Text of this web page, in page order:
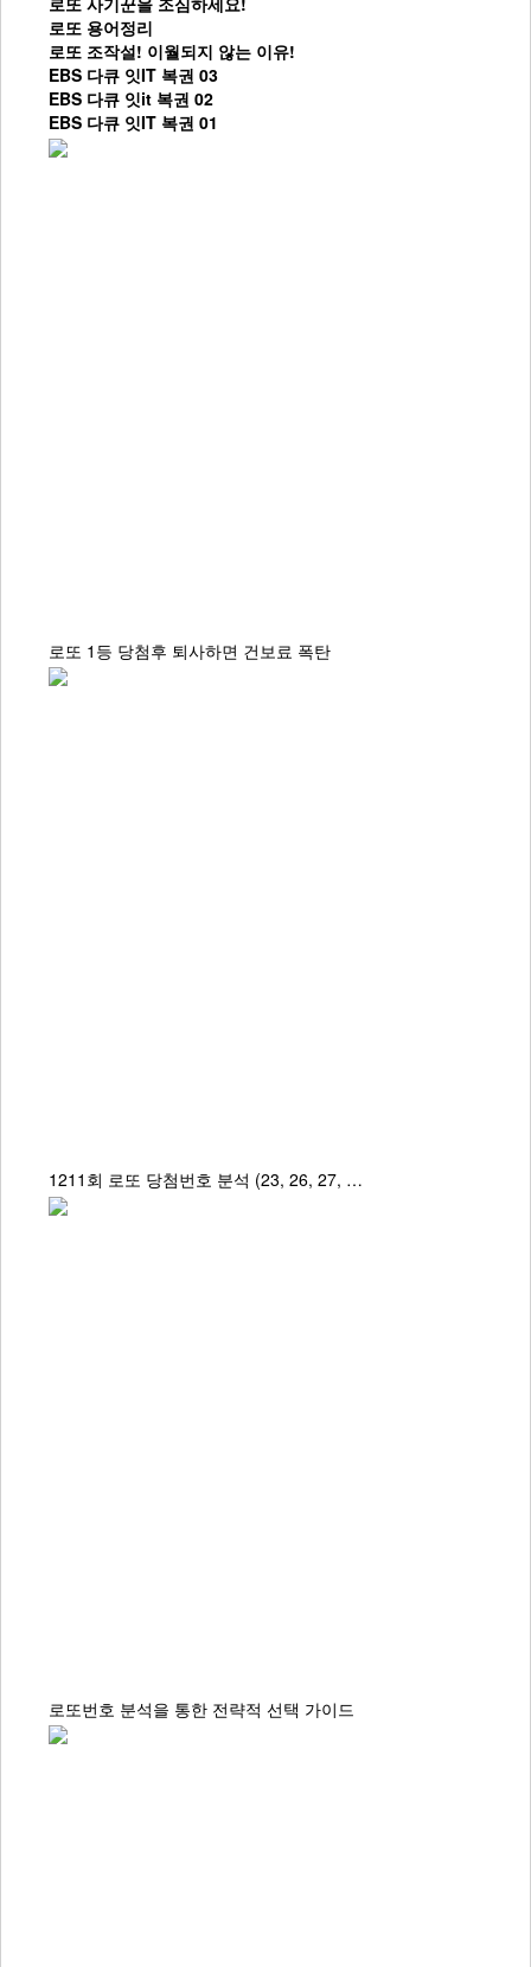
로또 용어정리
로또 조작설! 이월되지 않는 이유!
EBS 다큐 잇IT 복권 03
EBS 다큐 잇it 복권 02
EBS 다큐 잇IT 복권 01
로또 1등 당첨후 퇴사하면 건보료 폭탄
1211회 로또 당첨번호 분석 (23, 26, 27, …
로또번호 분석을 통한 전략적 선택 가이드